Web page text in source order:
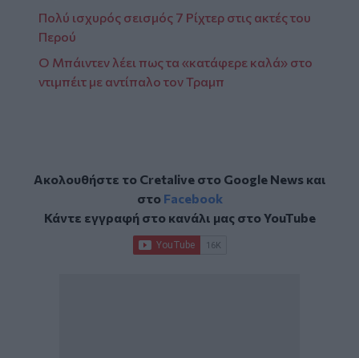
Πολύ ισχυρός σεισμός 7 Ρίχτερ στις ακτές του
Περού
Ο Μπάιντεν λέει πως τα «κατάφερε καλά» στο
ντιμπέιτ με αντίπαλο τον Τραμπ
Ακολουθήστε το Cretalive στο Google Newsκαι
στο Facebook
Κάντε εγγραφή στο κανάλι μας στοYouTube